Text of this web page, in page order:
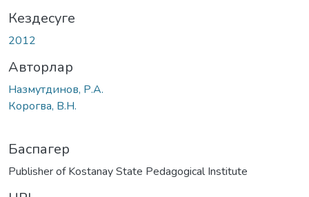
Кездесуге
2012
Авторлар
Назмутдинов, Р.А.
Корогва, В.Н.
Баспагер
Publisher of Kostanay State Pedagogical Institute